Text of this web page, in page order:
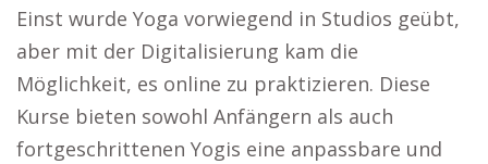
Einst wurde Yoga vorwiegend in Studios geübt,
aber mit der Digitalisierung kam die
Möglichkeit, es online zu praktizieren. Diese
Kurse bieten sowohl Anfängern als auch
fortgeschrittenen Yogis eine anpassbare und